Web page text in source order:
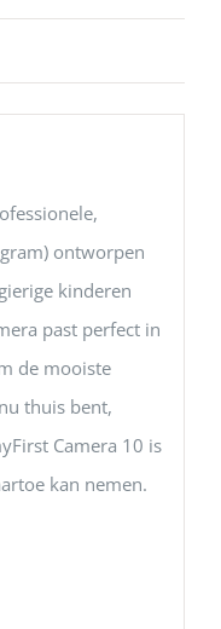
ontworpen
kinderen
past perfect in
de mooiste
thuis bent,
Camera 10 is
kan nemen.